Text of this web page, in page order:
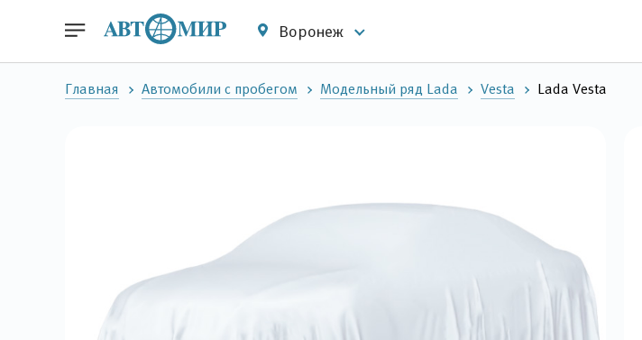
Воронеж
Главная Автомобили с пробегом Модельный ряд Lada Vesta Lada Vesta